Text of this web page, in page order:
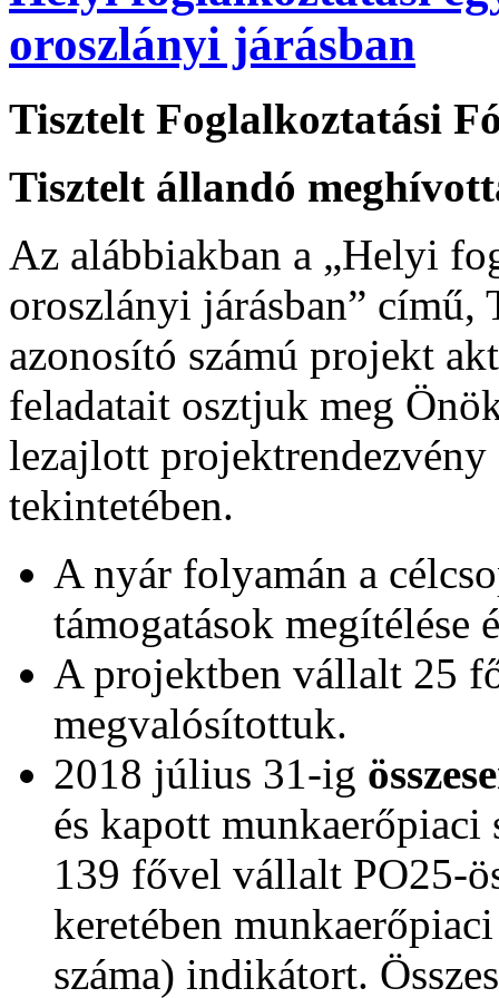
oroszlányi járásban
Tisztelt Foglalkoztatási
Tisztelt állandó
Az alábbiakban a „Helyi
oroszlányi járásban”
azonosító számú projekt
feladatait osztjuk meg
lezajlott projektrendezvény
tekintetében.
A nyár folyamán a
támogatások megítélése
A projektben vállalt 25
megvalósítottuk.
2018 július 31-ig
és kapott
139 fővel vállalt PO25-
keretében
száma) indikátort.